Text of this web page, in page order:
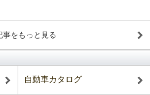
事をもっと見る
自動車カタログ